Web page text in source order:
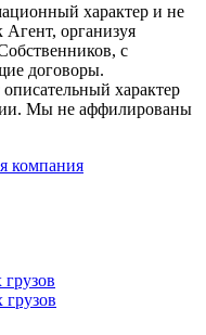
характер и не
организуя
с
договоры.
характер
Мы не аффилированы
грузов